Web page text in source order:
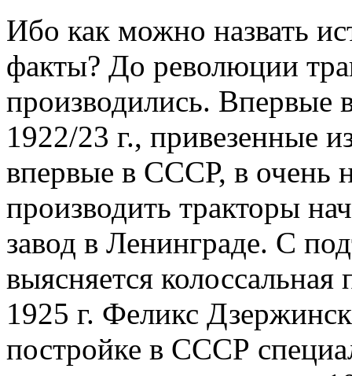
Ибо как можно назвать
факты? До революции
производились. Впервые
1922/23 г., привезенные
впервые в СССР, в очень
производить тракторы
завод в Ленинграде. С
выясняется
1925 г. Феликс
постройке в СССР